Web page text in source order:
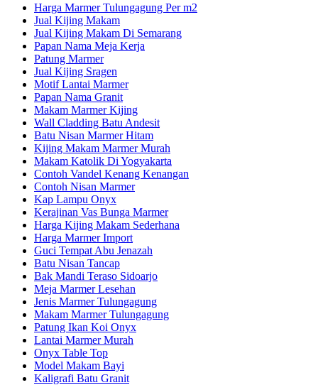
Harga Marmer Tulungagung Per m2
Jual Kijing Makam
Jual Kijing Makam Di Semarang
Papan Nama Meja Kerja
Patung Marmer
Jual Kijing Sragen
Motif Lantai Marmer
Papan Nama Granit
Makam Marmer Kijing
Wall Cladding Batu Andesit
Batu Nisan Marmer Hitam
Kijing Makam Marmer Murah
Makam Katolik Di Yogyakarta
Contoh Vandel Kenang Kenangan
Contoh Nisan Marmer
Kap Lampu Onyx
Kerajinan Vas Bunga Marmer
Harga Kijing Makam Sederhana
Harga Marmer Import
Guci Tempat Abu Jenazah
Batu Nisan Tancap
Bak Mandi Teraso Sidoarjo
Meja Marmer Lesehan
Jenis Marmer Tulungagung
Makam Marmer Tulungagung
Patung Ikan Koi Onyx
Lantai Marmer Murah
Onyx Table Top
Model Makam Bayi
Kaligrafi Batu Granit